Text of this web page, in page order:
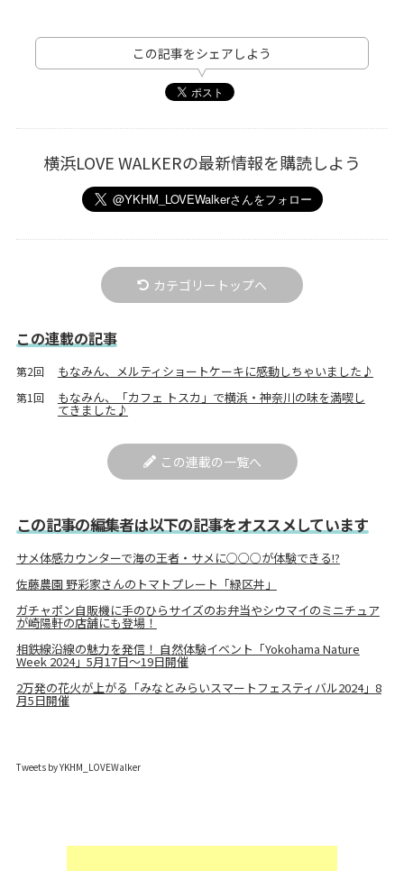
この記事をシェアしよう
横浜LOVE WALKERの最新情報を購読しよう
カテゴリートップへ
この連載の記事
第2回 もなみん、メルティショートケーキに感動しちゃいました♪
第1回 もなみん、「カフェ トスカ」で横浜・神奈川の味を満喫し
てきました♪
この連載の一覧へ
この記事の編集者は以下の記事をオススメしています
サメ体感カウンターで海の王者・サメに○○○が体験できる!?
佐藤農園 野彩家さんのトマトプレート「緑区丼」
ガチャポン自販機に手のひらサイズのお弁当やシウマイのミニチュア
が崎陽軒の店舗にも登場！
相鉄線沿線の魅力を発信！ 自然体験イベント「Yokohama Nature
Week 2024」5月17日～19日開催
2万発の花火が上がる「みなとみらいスマートフェスティバル2024」8
月5日開催
Tweets by YKHM_LOVEWalker